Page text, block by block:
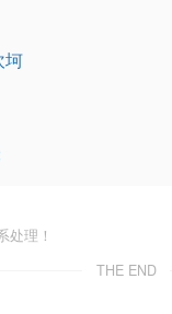
坷
处理！
THE END